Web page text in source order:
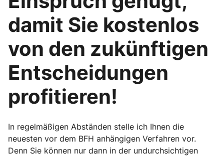
damit Sie kostenlos
von den zukünftigen
Entscheidungen
profitieren!
In regelmäßigen Abständen stelle ich Ihnen die
neuesten vor dem BFH anhängigen Verfahren vor.
Denn Sie können nur dann in der undurchsichtigen